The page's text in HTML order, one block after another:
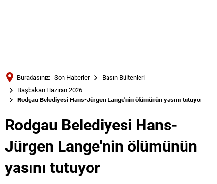
Български
Русский
MENÜ
Buradasınız: Son Haberler
Basın Bültenleri
Başbakan Haziran 2026
Rodgau Belediyesi Hans-Jürgen Lange'nin ölümünün yasını tutuyor
Rodgau Belediyesi Hans-
Jürgen Lange'nin ölümünün
yasını tutuyor